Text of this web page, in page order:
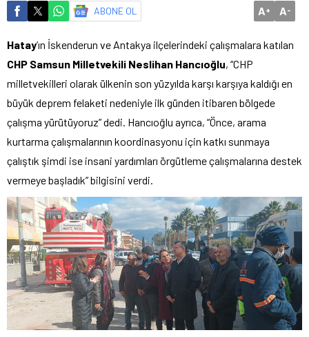
ABONE OL A+ A-
Hatay’ın İskenderun ve Antakya ilçelerindeki çalışmalara katılan
CHP Samsun Milletvekili Neslihan Hancıoğlu, “CHP
milletvekilleri olarak ülkenin son yüzyılda karşı karşıya kaldığı en
büyük deprem felaketi nedeniyle ilk günden itibaren bölgede
çalışma yürütüyoruz” dedi. Hancıoğlu ayrıca, “Önce, arama
kurtarma çalışmalarının koordinasyonu için katkı sunmaya
çalıştık şimdi ise insani yardımları örgütleme çalışmalarına destek
vermeye başladık” bilgisini verdi.